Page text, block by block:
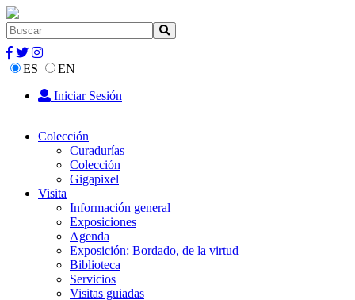
ES
EN
Iniciar Sesión
Colección
Curadurías
Colección
Gigapixel
Visita
Información general
Exposiciones
Agenda
Exposición: Bordado, de la virtud
Biblioteca
Servicios
Visitas guiadas